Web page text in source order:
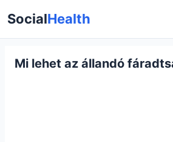
SocialHealth
Mi lehet az állandó